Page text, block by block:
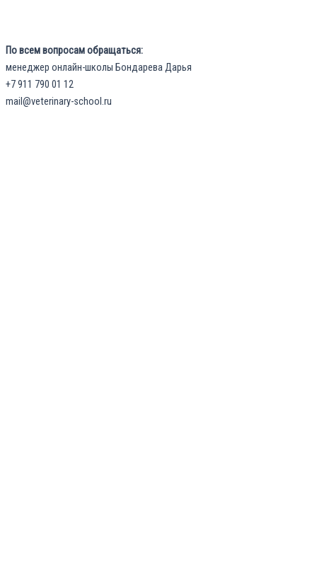
По всем вопросам обращаться:
менеджер онлайн-школы Бондарева Дарья
+7 911 790 01 12
mail@veterinary-school.ru